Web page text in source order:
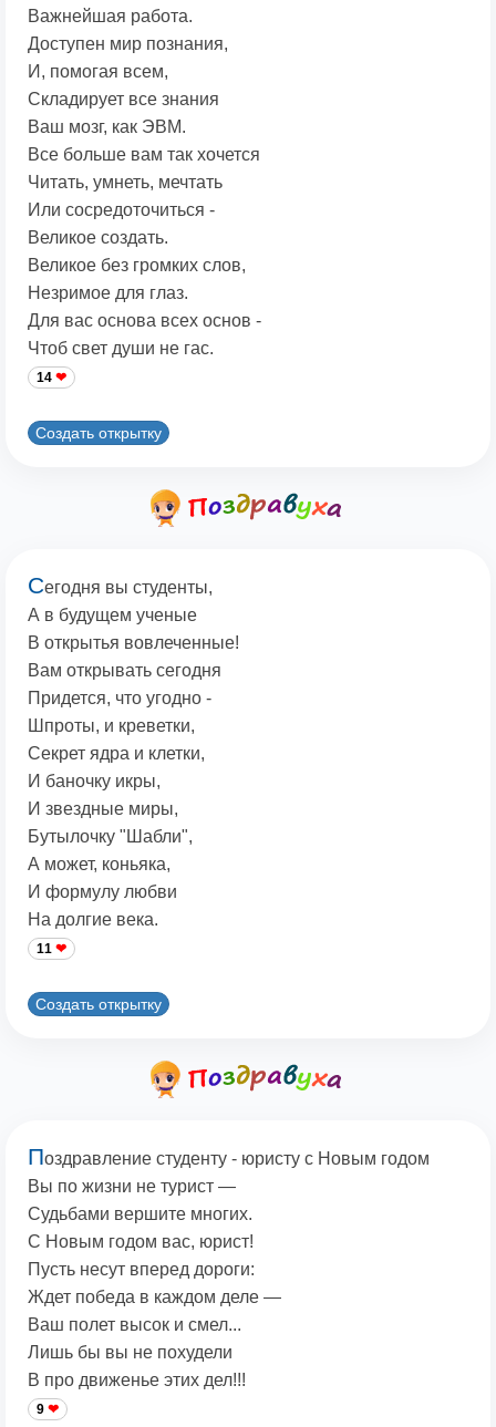
Важнейшая работа.
Доступен мир познания,
И, помогая всем,
Складирует все знания
Ваш мозг, как ЭВМ.
Все больше вам так хочется
Читать, умнеть, мечтать
Или сосредоточиться -
Великое создать.
Великое без громких слов,
Незримое для глаз.
Для вас основа всех основ -
Чтоб свет души не гас.
14
Создать открытку
Сегодня вы студенты,
А в будущем ученые
В открытья вовлеченные!
Вам открывать сегодня
Придется, что угодно -
Шпроты, и креветки,
Секрет ядра и клетки,
И баночку икры,
И звездные миры,
Бутылочку "Шабли",
А может, коньяка,
И формулу любви
На долгие века.
11
Создать открытку
Поздравление студенту - юристу с Новым годом
Вы по жизни не турист —
Судьбами вершите многих.
С Новым годом вас, юрист!
Пусть несут вперед дороги:
Ждет победа в каждом деле —
Ваш полет высок и смел...
Лишь бы вы не похудели
В про движенье этих дел!!!
9